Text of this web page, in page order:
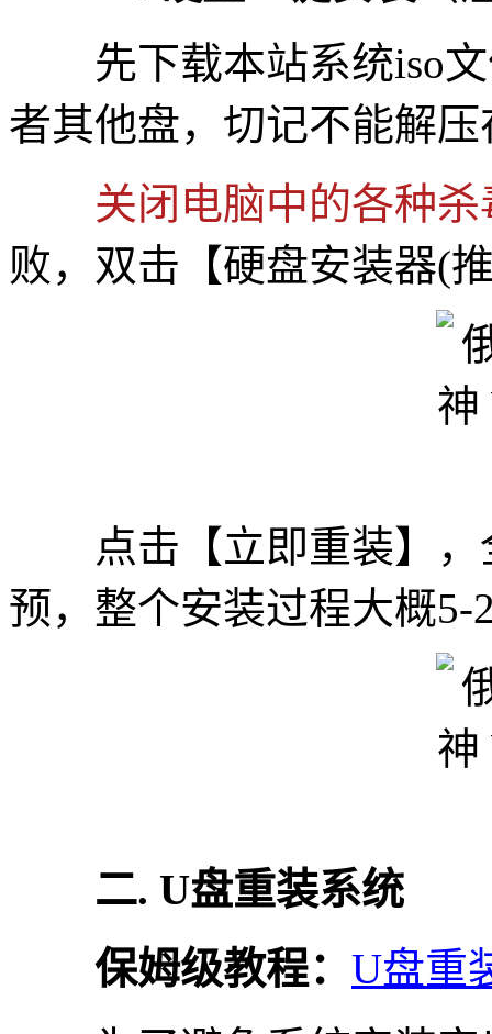
先下载本站系统iso文
者其他盘，切记不能解
关闭电脑中的各种
败，双击【硬盘安装器(
点击【立即重装】，
预，整个安装过程大概5-
二. U盘重装系统
保姆级教程： U盘重